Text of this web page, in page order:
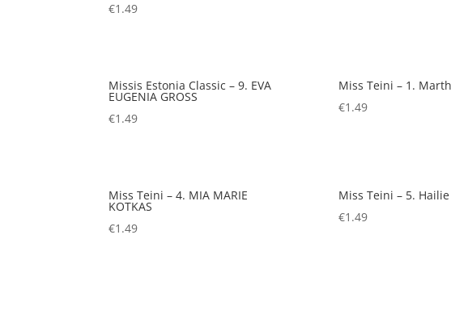
€1.49
Missis Estonia Classic – 9. EVA
EUGENIA GROSS
€1.49
Miss Teini – 1.
€1.49
Miss Teini – 4. MIA MARIE
KOTKAS
€1.49
Miss Teini – 5.
€1.49